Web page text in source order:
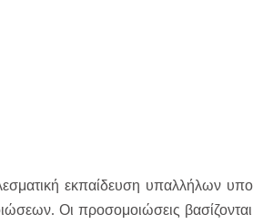
εκπαίδευση υπαλλήλων
Οι προσομοιώσεις